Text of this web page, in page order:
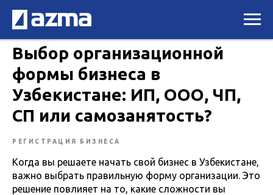
Выбор организационной
формы бизнеса в
Узбекистане: ИП, ООО, ЧП,
СП или самозанятость?
РЕГИСТРАЦИЯ БИЗНЕСА
Когда вы решаете начать свой бизнес в Узбекистане,
важно выбрать правильную форму организации. Это
решение повлияет на то, какие сложности вы